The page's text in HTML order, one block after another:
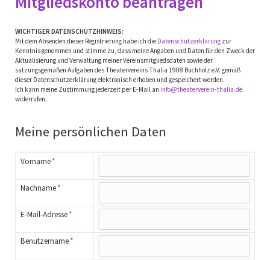
WICHTIGER DATENSCHUTZHINWEIS:
Mit dem Absenden dieser Registrierung habe ich die Datenschutzerklärungzur
Kenntnis genommen und stimme zu, dass meine Angaben und Daten für den Zweck der
Aktualisierung und Verwaltung meiner Vereinsmitgliedsdaten sowie der
satzungsgemäßen Aufgaben des Theatervereins Thalia 1908 Buchholz e.V. gemäß
dieser Datenschutzerklärung elektronisch erhoben und gespeichert werden.
Ich kann meine Zustimmung jederzeit per E-Mail an info@theaterverein-thalia.de
widerrufen.
Meine persönlichen Daten
Pflichtfeld
Vorname*
Pflichtfeld
Nachname*
Pflichtfeld
E-Mail-Adresse*
Pflichtfeld
Benutzername*